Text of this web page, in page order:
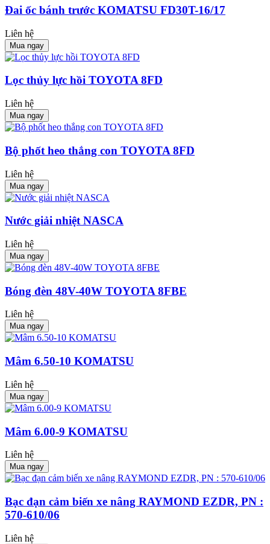
Đai ốc bánh trước KOMATSU FD30T-16/17
Liên hệ
Mua ngay
Lọc thủy lực hồi TOYOTA 8FD
Liên hệ
Mua ngay
Bộ phốt heo thắng con TOYOTA 8FD
Liên hệ
Mua ngay
Nước giải nhiệt NASCA
Liên hệ
Mua ngay
Bóng đèn 48V-40W TOYOTA 8FBE
Liên hệ
Mua ngay
Mâm 6.50-10 KOMATSU
Liên hệ
Mua ngay
Mâm 6.00-9 KOMATSU
Liên hệ
Mua ngay
Bạc đạn cảm biến xe nâng RAYMOND EZDR, PN :
570-610/06
Liên hệ